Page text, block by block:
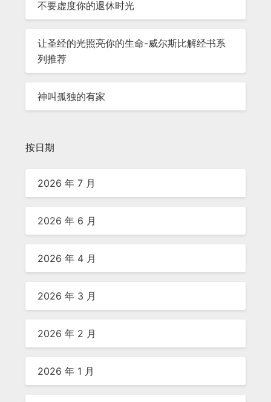
不要虚度你的退休时光
让圣经的光照亮你的生命-威尔斯比解经书系
列推荐
神叫孤独的有家
按日期
2026 年 7 月
2026 年 6 月
2026 年 4 月
2026 年 3 月
2026 年 2 月
2026 年 1 月